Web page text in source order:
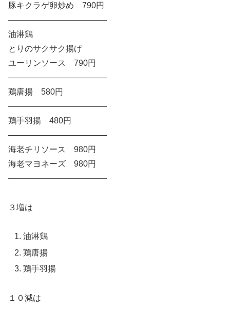
豚キクラゲ卵炒め 790円
————————————
油淋鶏
とりのサクサク揚げ
ユーリンソース 790円
————————————
鶏唐揚 580円
————————————
鶏手羽揚 480円
————————————
海老チリソース 980円
海老マヨネーズ 980円
————————————
３増は
油淋鶏
鶏唐揚
鶏手羽揚
１０減は